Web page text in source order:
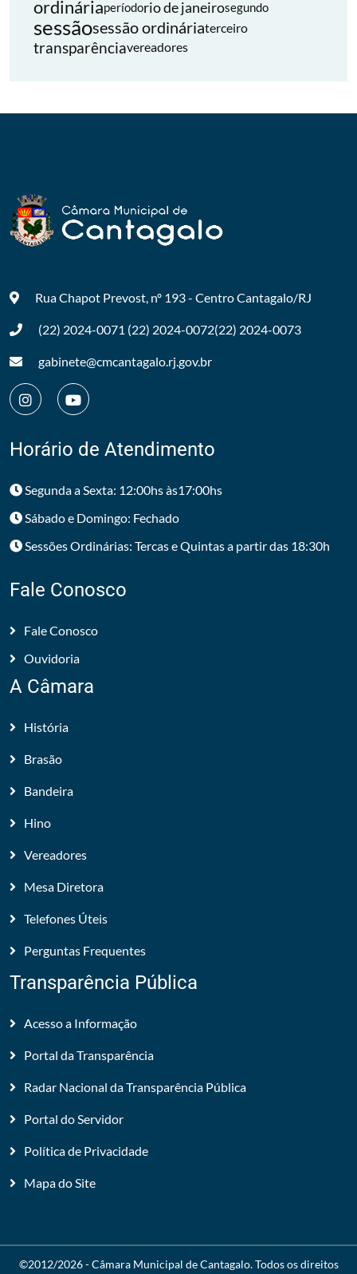
ordináriaperíodorio de janeirosegundo
sessãosessão ordináriaterceiro
transparênciavereadores
Rua Chapot Prevost, nº 193 - CentroCantagalo/RJ
(22) 2024-0071 (22) 2024-0072(22) 2024-0073
gabinete@cmcantagalo.rj.gov.br
Horário de Atendimento
Segunda a Sexta: 12:00hs às17:00hs
Sábado e Domingo: Fechado
Sessões Ordinárias: Tercas e Quintas a partir das 18:30h
Fale Conosco
Fale Conosco
Ouvidoria
A Câmara
História
Brasão
Bandeira
Hino
Vereadores
Mesa Diretora
Telefones Úteis
Perguntas Frequentes
Transparência Pública
Acesso a Informação
Portal da Transparência
Radar Nacional da Transparência Pública
Portal do Servidor
Política de Privacidade
Mapa do Site
©2012/2026 -Câmara Municipal de Cantagalo. Todos os direitos